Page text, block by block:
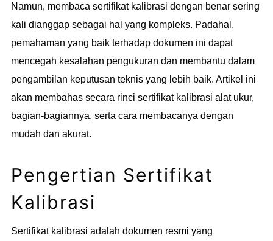
Namun, membaca sertifikat kalibrasi dengan benar sering
kali dianggap sebagai hal yang kompleks. Padahal,
pemahaman yang baik terhadap dokumen ini dapat
mencegah kesalahan pengukuran dan membantu dalam
pengambilan keputusan teknis yang lebih baik. Artikel ini
akan membahas secara rinci sertifikat kalibrasi alat ukur,
bagian-bagiannya, serta cara membacanya dengan
mudah dan akurat.
Pengertian Sertifikat
Kalibrasi
Sertifikat kalibrasi adalah dokumen resmi yang